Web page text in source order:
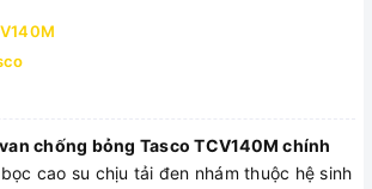
chống bỏng Tasco TCV140M chính
cao su chịu tải đen nhám thuộc hệ sinh